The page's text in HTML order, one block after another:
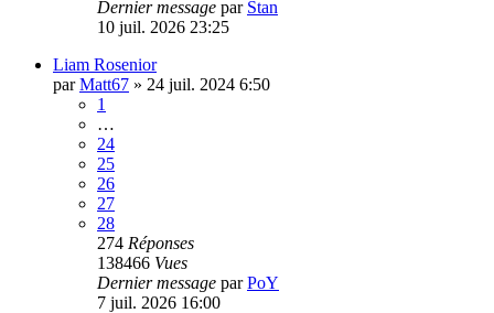
Dernier message par Stan
10 juil. 2026 23:25
Liam Rosenior
parMatt67 » 24 juil. 2024 6:50
1
…
24
25
26
27
28
274 Réponses
138466 Vues
Dernier message parPoY
7 juil. 2026 16:00